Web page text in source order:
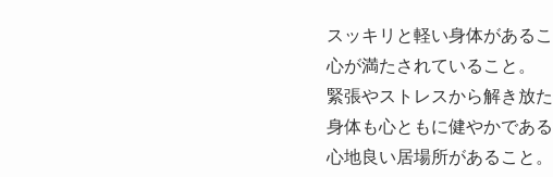
スッキリと軽い身体がある
心が満たされていること。
緊張やストレスから解き放
身体も心ともに健やかであ
心地良い居場所があること。